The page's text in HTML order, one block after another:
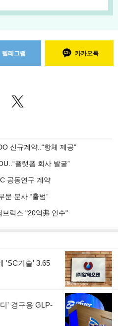
텔레그램 카카오톡
트위
터로
신규계약..“항체 제공”
플랫폼 회사 발굴”
공동연구 계약
문 분사 “출범”
브릭스 "20억弗 인수"
'SC기술' 3.65
' 경구용 GLP-